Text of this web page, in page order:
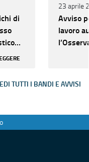
di
23 aprile
Avviso
lavoro
TUTTI I BANDI E AVVISI